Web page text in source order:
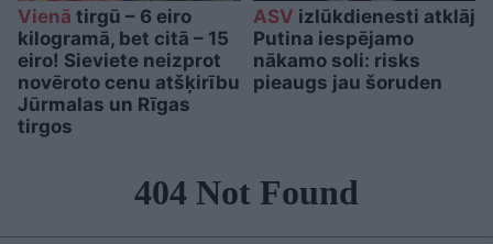
Vienā tirgū – 6 eiro
kilogramā, bet citā – 15
eiro! Sieviete neizprot
novēroto cenu atšķirību
Jūrmalas un Rīgas
tirgos
ASV izlūkdienesti atklāj
Putina iespējamo
nākamo soli: risks
pieaugs jau šoruden